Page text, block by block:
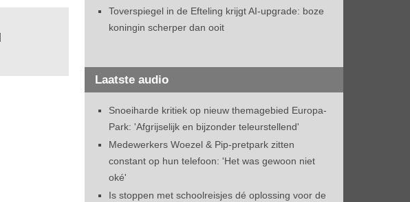
Toverspiegel in de Efteling krijgt AI-upgrade: boze
koningin scherper dan ooit
Laatste audio
Snoeiharde kritiek op nieuw themagebied Europa-
Park: 'Afgrijselijk en bijzonder teleurstellend'
Medewerkers Woezel & Pip-pretpark zitten
constant op hun telefoon: 'Het was gewoon niet
oké'
Is stoppen met schoolreisjes dé oplossing voor de